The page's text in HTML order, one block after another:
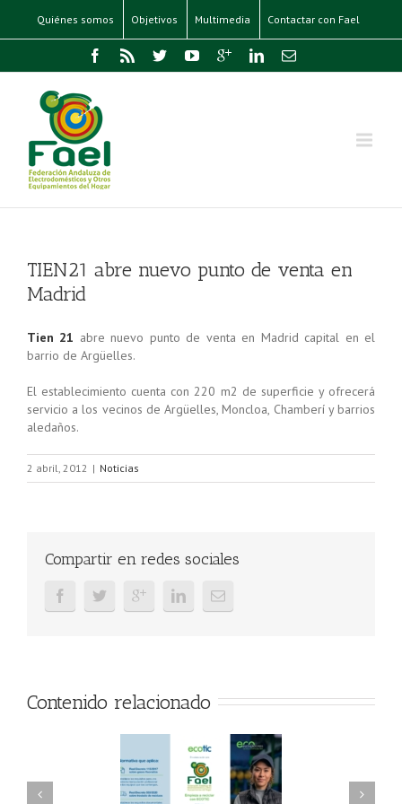
Quiénes somos Objetivos Multimedia Contactar con Fael
TIEN21 abre nuevo punto de venta en
Madrid
Tien 21 abre nuevo punto de venta en Madrid capital en el
barrio de Argüelles.
El establecimiento cuenta con 220 m2 de superficie y ofrecerá
servicio a los vecinos de Argüelles, Moncloa, Chamberí y barrios
aledaños.
2 abril, 2012 | Noticias
Compartir en redes sociales
Contenido relacionado
AAEL y
FAEL, Ecoasimelec y